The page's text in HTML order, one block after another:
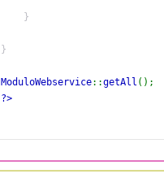
    }
}
ModuloWebservice::getAll ();
?>